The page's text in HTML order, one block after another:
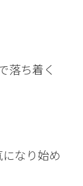
落ち着く
なり始め